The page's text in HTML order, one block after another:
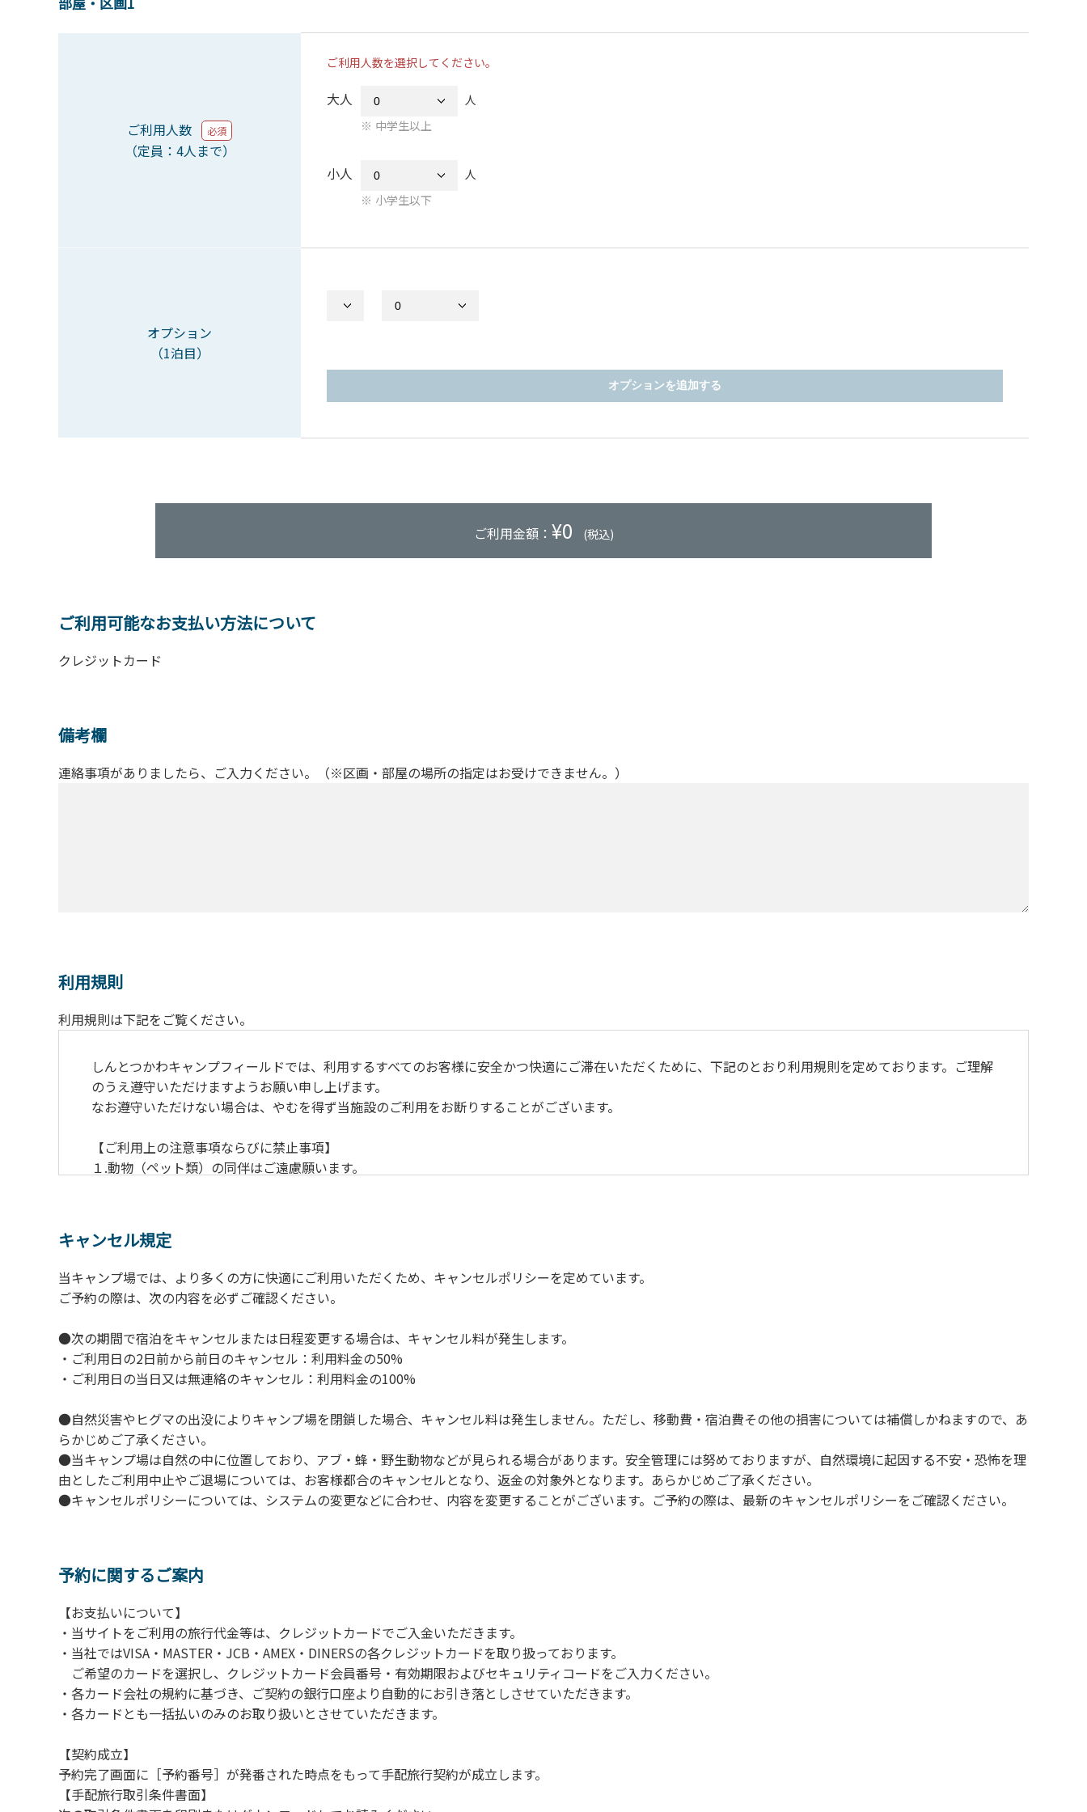
ご利用人数 必須
（定員：4人まで）
ご利用人数を選択してください。
大人
人
中学生以上
小人
人
小学生以下
オプション
（1泊目）
オプションを追加する
ご利用金額： ¥0 (税込)
ご利用可能なお支払い方法について
クレジットカード
備考欄
連絡事項がありましたら、ご入力ください。（※区画・部屋の場所の指定はお受けできません。）
利用規則
利用規則は下記をご覧ください。
しんとつかわキャンプフィールドでは、利用するすべてのお客様に安全かつ快適にご滞在いただくために、下記のとおり利用規則を定めております。ご理解
のうえ遵守いただけますようお願い申し上げます。
なお遵守いただけない場合は、やむを得ず当施設のご利用をお断りすることがございます。
【ご利用上の注意事項ならびに禁止事項】
１.動物（ペット類）の同伴はご遠慮願います。
４.午後10時以降の花火の使用は禁止です。
５.周囲に迷惑となるような行為（大音量の音楽、カラオケの使用、夜間の大声での談笑等）や他人に嫌悪感を与えるような行為はお止めください。
６.芝生や地面での直火による焚き火、BBQ、キャンプファイヤーは禁止します。
７.バンガローに設置しているバーベキューコンロ及び焚き火台の利用後は炭の鎮火の確認をお願いいたします。
８.バンガローの芝生にはテントは張らないでください。（タープは１つまで可）
９.各自で出されましたゴミは全てお持ち帰りください。（使用済みの炭は専用の捨て場に捨てられます。）
10.施設内および駐車場などで起きた金品等の盗難、ご利用者間でのトラブルで生じた損害に対しては、一切の責任を負いかねます。
11.施設の利用については管理人の指示に従ってください。従わない場合は退場していただき、今後の利用をお断りする場合があります。
キャンセル規定
当キャンプ場では、より多くの方に快適にご利用いただくため、キャンセルポリシーを定めています。
ご予約の際は、次の内容を必ずご確認ください。
●次の期間で宿泊をキャンセルまたは日程変更する場合は、キャンセル料が発生します。
・ご利用日の2日前から前日のキャンセル：利用料金の50%
・ご利用日の当日又は無連絡のキャンセル：利用料金の100%
●自然災害やヒグマの出没によりキャンプ場を閉鎖した場合、キャンセル料は発生しません。ただし、移動費・宿泊費その他の損害については補償しかねますので、あ
らかじめご了承ください。
●当キャンプ場は自然の中に位置しており、アブ・蜂・野生動物などが見られる場合があります。安全管理には努めておりますが、自然環境に起因する不安・恐怖を理
由としたご利用中止やご退場については、お客様都合のキャンセルとなり、返金の対象外となります。あらかじめご了承ください。
●キャンセルポリシーについては、システムの変更などに合わせ、内容を変更することがございます。ご予約の際は、最新のキャンセルポリシーをご確認ください。
予約に関するご案内
【お支払いについて】
・当サイトをご利用の旅行代金等は、クレジットカードでご入金いただきます。
・当社ではVISA・MASTER・JCB・AMEX・DINERSの各クレジットカードを取り扱っております。
ご希望のカードを選択し、クレジットカード会員番号・有効期限およびセキュリティコードをご入力ください。
・各カード会社の規約に基づき、ご契約の銀行口座より自動的にお引き落としさせていただきます。
・各カードとも一括払いのみのお取り扱いとさせていただきます。
【契約成立】
予約完了画面に［予約番号］が発番された時点をもって手配旅行契約が成立します。
【手配旅行取引条件書面】